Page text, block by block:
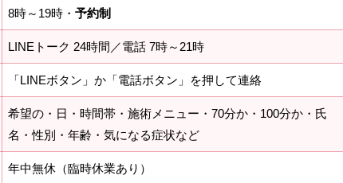
8時～19時・予約制
LINEトーク 24時間／電話 7時～21時
「LINEボタン」か「電話ボタン」を押して連絡
希望の・日・時間帯・施術メニュー・70分か・100分か・氏
名・性別・年齢・気になる症状など
年中無休（臨時休業あり）